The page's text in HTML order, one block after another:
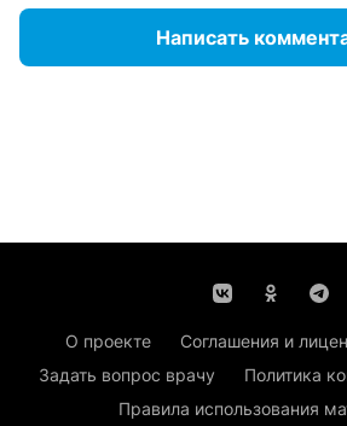
Написать
О проекте Соглашения и
Задать вопрос врачу
Политика
Правила использования